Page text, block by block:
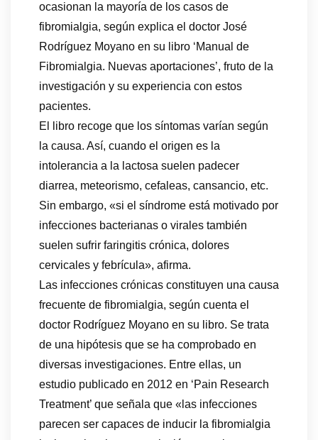
ocasionan la mayoría de los casos de
fibromialgia, según explica el doctor José
Rodríguez Moyano en su libro ‘Manual de
Fibromialgia. Nuevas aportaciones’, fruto de la
investigación y su experiencia con estos
pacientes.
El libro recoge que los síntomas varían según
la causa. Así, cuando el origen es la
intolerancia a la lactosa suelen padecer
diarrea, meteorismo, cefaleas, cansancio, etc.
Sin embargo, «si el síndrome está motivado por
infecciones bacterianas o virales también
suelen sufrir faringitis crónica, dolores
cervicales y febrícula», afirma.
Las infecciones crónicas constituyen una causa
frecuente de fibromialgia, según cuenta el
doctor Rodríguez Moyano en su libro. Se trata
de una hipótesis que se ha comprobado en
diversas investigaciones. Entre ellas, un
estudio publicado en 2012 en ‘Pain Research
Treatment’ que señala que «las infecciones
parecen ser capaces de inducir la fibromialgia